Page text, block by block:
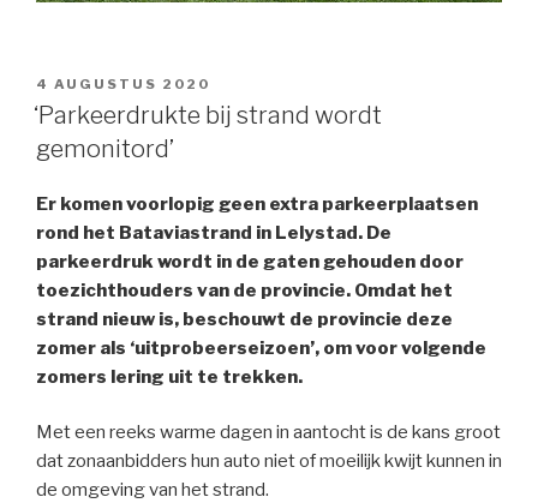
GEPLAATST
OP
4 AUGUSTUS 2020
‘Parkeerdrukte bij strand wordt
gemonitord’
Er komen voorlopig geen extra parkeerplaatsen
rond het Bataviastrand in Lelystad. De
parkeerdruk wordt in de gaten gehouden door
toezichthouders van de provincie. Omdat het
strand nieuw is, beschouwt de provincie deze
zomer als ‘uitprobeerseizoen’, om voor volgende
zomers lering uit te trekken.
Met een reeks warme dagen in aantocht is de kans groot
dat zonaanbidders hun auto niet of moeilijk kwijt kunnen in
de omgeving van het strand.